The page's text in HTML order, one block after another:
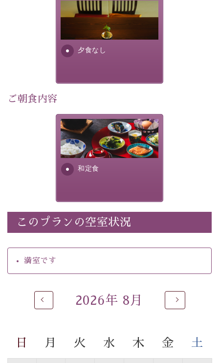
温かいおもてなし。ご滞在を楽しみに待つ日々が旅をよ
り特別なものにしてくれます。
早めのご予約で、お得に癒しのひとときをお過ごしくだ
滞在いただけるよう
30項目以上からなる独自の衛生・消毒プログラムの基、
徹底した衛生管理を行っております。
-------------------------------------------------
・宿泊料金5%OFF
・諏訪大社4社を巡る無料参拝バス（事前予約制）
・館内着をご用意
・就寝用パジャマをご用意
・館内フリーWi-Fi
・駐車場完備
・チェックイン15時、チェックアウト10時
【お食事】
【温泉】
夕食なし
夕食なしご夕食を追加される
場合は、二食付きのプランを
お選びくださいませ。
ご朝食内容
和定食
さっぱりとした和食膳に使わ
れる食材は、諏訪の名産品を
ふんだんに取り入れ、安心・
安全を心掛けた長野県産...
このプランの空室状況
満室です
2026年 8月
日 月 火 水 木 金 土